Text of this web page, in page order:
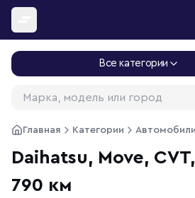
Перейти к содержимому
Все категории
Главная Категории Автомобили
Daihatsu, Move,
790 км